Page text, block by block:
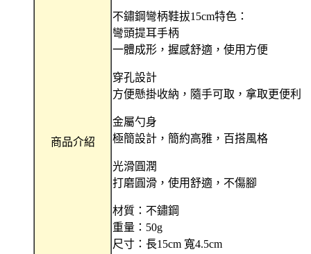
商品介紹
不鏽鋼彎柄鞋拔15cm特色：
彎頭提耳手柄
一體成形，握感舒適，使用方便
穿孔設計
方便懸掛收納，隨手可取，拿取更便利
金屬勺身
極簡設計，簡約高雅，百搭風格
光滑圓潤
打磨圓滑，使用舒適，不傷腳
材質：不鏽鋼
重量：50g
尺寸：長15cm 寬4.5cm